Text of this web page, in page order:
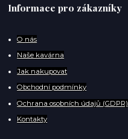
Informace pro zákazníky
O nás
Naše kavárna
Jak nakupovat
Obchodní podmínky
Ochrana osobních údajů (GDPR)
Kontakty